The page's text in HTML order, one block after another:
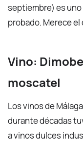
septiembre) es
probado. Merece
Vino:
moscatel
Los vinos de
durante décadas
a vinos dulces